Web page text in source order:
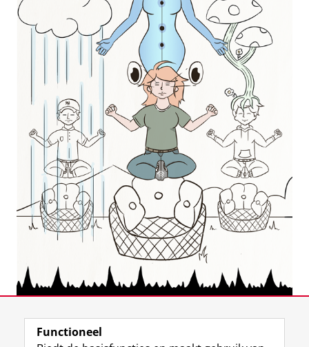
Laatst gewijzigd: 14 juni 2022 09:45
Functioneel